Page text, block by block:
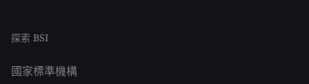
探索 BSI
國家標準機構